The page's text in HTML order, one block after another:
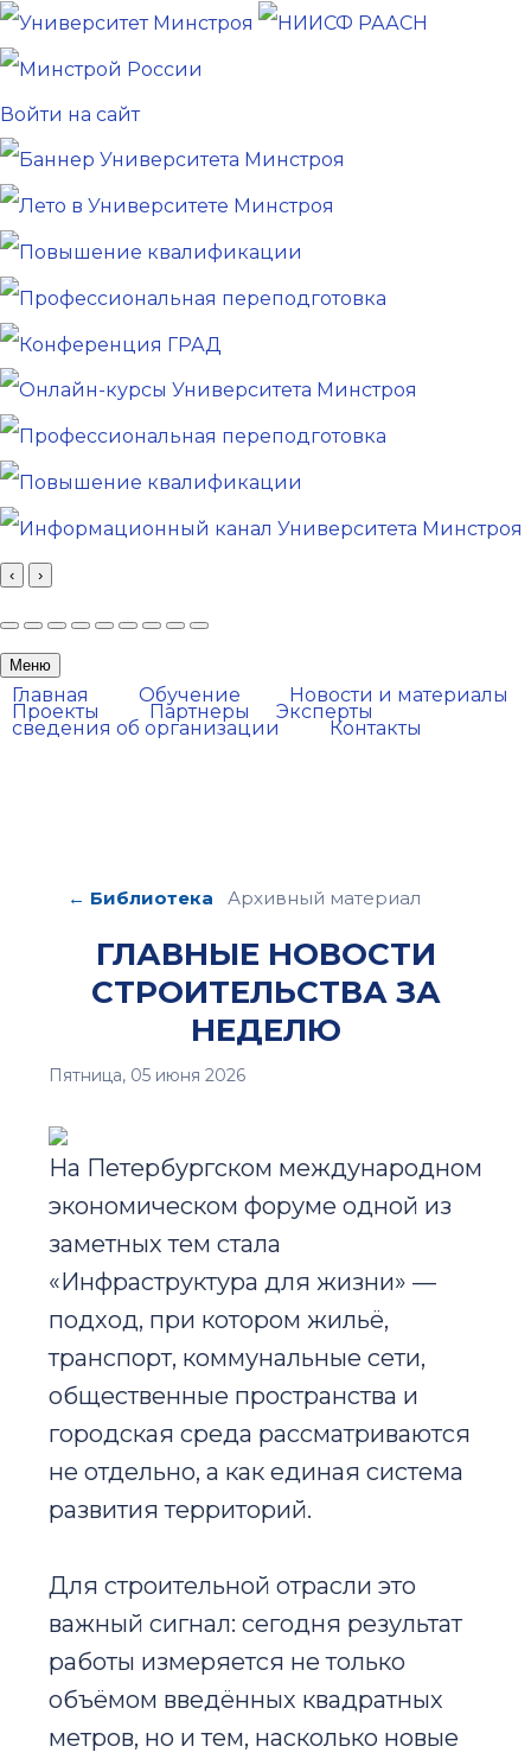
Войти на сайт
‹ ›
Меню
Главная Обучение Новости и материалы
Проекты Партнеры Эксперты
сведения об организации Контакты
← Библиотека Архивный материал
ГЛАВНЫЕ НОВОСТИ
СТРОИТЕЛЬСТВА ЗА
НЕДЕЛЮ
Пятница, 05 июня 2026
На Петербургском международном
экономическом форуме одной из
заметных тем стала
«Инфраструктура для жизни» —
подход, при котором жильё,
транспорт, коммунальные сети,
общественные пространства и
городская среда рассматриваются
не отдельно, а как единая система
развития территорий.
Для строительной отрасли это
важный сигнал: сегодня результат
работы измеряется не только
объёмом введённых квадратных
метров, но и тем, насколько новые